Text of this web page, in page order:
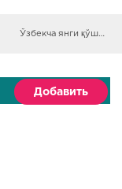
Ўзбекча янги қўшиқлар
Добавить